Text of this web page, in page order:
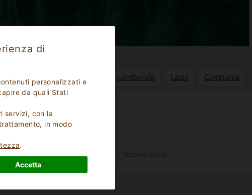
di
personalizzati e
da quali Stati
servizi, con la
in modo
.
Accetta
Sardegna Emilia Romagna Lombardia Lazio Campania
le molte altre proposte a tua disposizione.